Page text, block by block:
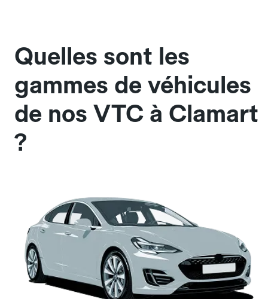
Quelles sont les
gammes de véhicules
de nos VTC à Clamart
?